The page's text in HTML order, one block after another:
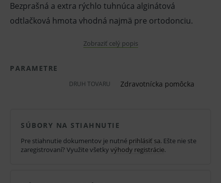
Bezprašná a extra rýchlo tuhnúca alginátová
odtlačková hmota vhodná najmä pre ortodonciu.
potláčajúcu dávivý reflex
bezprašná
vanilková príchuť, žltá farba
vysoko elastická
doba odliatia odtlačku, pri 100 % vlhkosti je 48
Zobraziť celý popis
PARAMETRE
DRUH TOVARU Zdravotnícka pomôcka
SÚBORY NA STIAHNUTIE
Pre stiahnutie dokumentov je nutné prihlásiť sa. Ešte nie ste
zaregistrovaní? Využite všetky výhody registrácie.